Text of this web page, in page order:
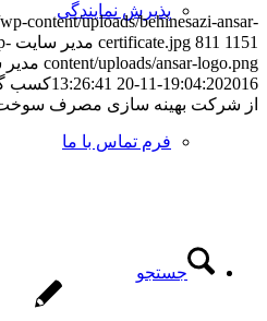
پذیرش نمایندگی
فرم تماس با ما
جستجو
content/uploads/behinesazi-ansar-
certificate.jpg 811 1151 مدیر سایت
content/uploads/ansar-logo.png
19:04:202016-11-20 13:26:41
کسب
از شرکت بهینه سازی مصرف